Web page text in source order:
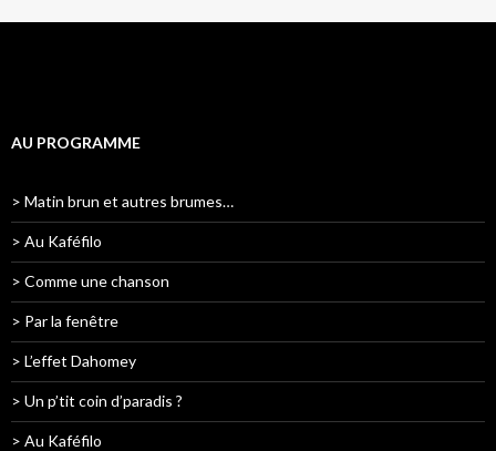
AU PROGRAMME
> Matin brun et autres brumes…
> Au Kaféfilo
> Comme une chanson
> Par la fenêtre
> L’effet Dahomey
> Un p’tit coin d’paradis ?
> Au Kaféfilo